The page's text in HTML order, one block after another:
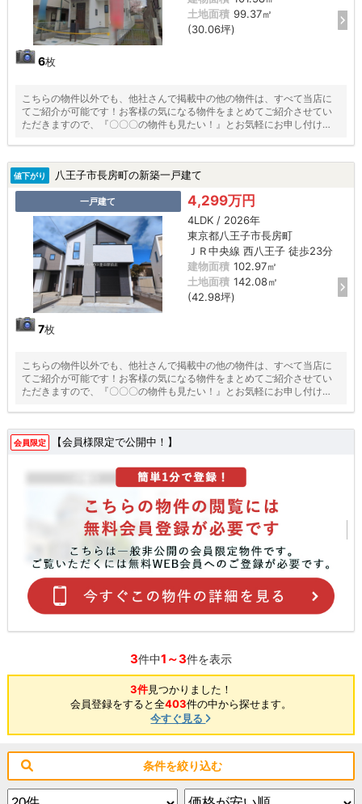
6枚
土地面積 99.37㎡
(30.06坪)
こちらの物件以外でも、他社さんで掲載中の他の物件は、すべて当店に
てご紹介が可能です！お客様の気になる物件をまとめてご紹介させてい
ただきますので、『〇〇〇の物件も見たい！』とお気軽にお申し付けく
値下がり 八王子市長房町の新築一戸建て
一戸建て
7枚
4,299万円
4LDK / 2026年
東京都八王子市長房町
ＪＲ中央線 西八王子 徒歩23分
建物面積 102.97㎡
土地面積 142.08㎡
(42.98坪)
こちらの物件以外でも、他社さんで掲載中の他の物件は、すべて当店に
てご紹介が可能です！お客様の気になる物件をまとめてご紹介させてい
ただきますので、『〇〇〇の物件も見たい！』とお気軽にお申し付けく
会員限定 【会員様限定で公開中！】
3件中1～3件を表示
3件見つかりました！
会員登録をすると全403件の中から探せます。
今すぐ見る
条件を絞り込む